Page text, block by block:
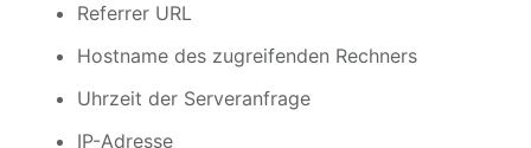
Referrer URL
Hostname des zugreifenden Rechners
Uhrzeit der Serveranfrage
IP-Adresse